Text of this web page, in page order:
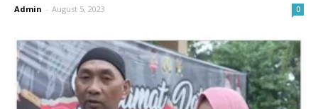
Admin - August 5, 2023 0